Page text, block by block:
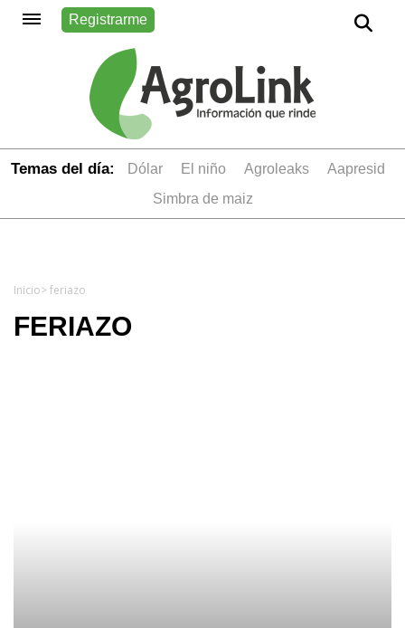
Registrarme
Temas del día: dólar el niño Agroleaks
aapresid
simbra de maiz
Inicio> feriazo
FERIAZO